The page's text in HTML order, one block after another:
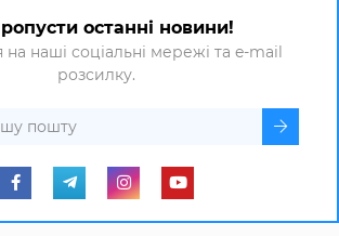
останні новини!
на наші соціальні мережі та e-mail
розсилку.